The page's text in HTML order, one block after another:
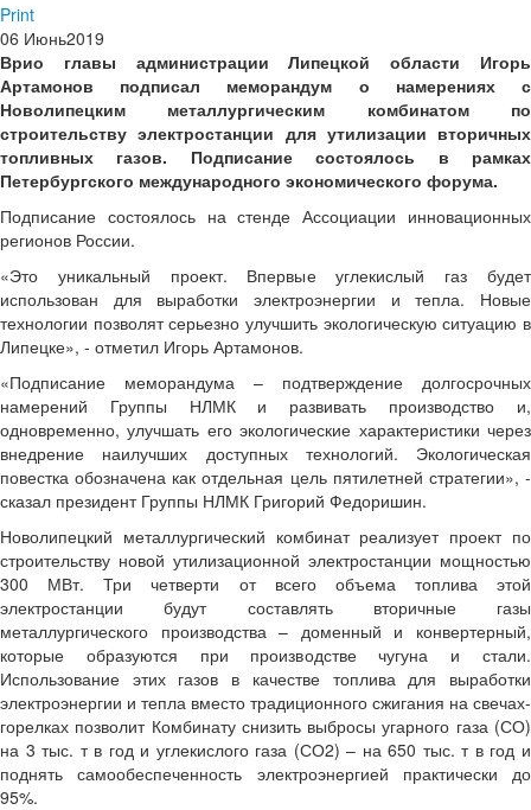
Print
06 Июнь2019
Врио главы администрации Липецкой области Игорь
Артамонов подписал меморандум о намерениях с
Новолипецким металлургическим комбинатом по
строительству электростанции для утилизации вторичных
топливных газов. Подписание состоялось в рамках
Петербургского международного экономического форума.
Подписание состоялось на стенде Ассоциации инновационных
регионов России.
«Это уникальный проект. Впервые углекислый газ будет
использован для выработки электроэнергии и тепла. Новые
технологии позволят серьезно улучшить экологическую ситуацию в
Липецке», - отметил Игорь Артамонов.
«Подписание меморандума – подтверждение долгосрочных
намерений Группы НЛМК и развивать производство и,
одновременно, улучшать его экологические характеристики через
внедрение наилучших доступных технологий. Экологическая
повестка обозначена как отдельная цель пятилетней стратегии», -
сказал президент Группы НЛМК Григорий Федоришин.
Новолипецкий металлургический комбинат реализует проект по
строительству новой утилизационной электростанции мощностью
300 МВт. Три четверти от всего объема топлива этой
электростанции будут составлять вторичные газы
металлургического производства – доменный и конвертерный,
которые образуются при производстве чугуна и стали.
Использование этих газов в качестве топлива для выработки
электроэнергии и тепла вместо традиционного сжигания на свечах-
горелках позволит Комбинату снизить выбросы угарного газа (СО)
на 3 тыс. т в год и углекислого газа (СО2) – на 650 тыс. т в год и
поднять самообеспеченность электроэнергией практически до
95%.